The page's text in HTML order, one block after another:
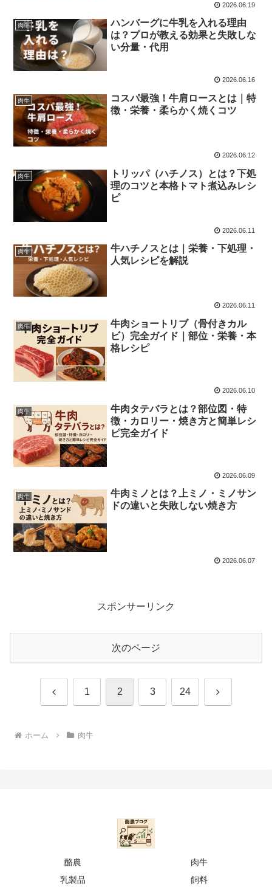
2026.06.19
肉牛
ハンバーグに牛乳を入れる理由
は？プロが教える効果と失敗しな
い分量・代用
2026.06.16
肉牛
コスパ最強！牛肩ロースとは｜特
徴・栄養・柔らかく焼くコツ
2026.06.12
肉牛
トリッパ（ハチノス）とは？下処
理のコツと本格トマト煮込みレシ
ピ
2026.06.11
肉牛
牛ハチノスとは｜栄養・下処理・
人気レシピを解説
2026.06.11
肉牛
牛肉ショートリブ（骨付きカル
ビ）完全ガイド｜部位・栄養・本
格レシピ
2026.06.10
肉牛
牛肉タテバラとは？部位図・特
徴・カロリー・焼き方と簡単レシ
ピ完全ガイド
2026.06.09
肉牛
牛肉ミノとは？上ミノ・ミノサン
ドの違いと失敗しない焼き方
2026.06.07
スポンサーリンク
次のページ
前 1 2 3 24 次
ホーム 肉牛
酪農
肉牛
乳製品
飼料